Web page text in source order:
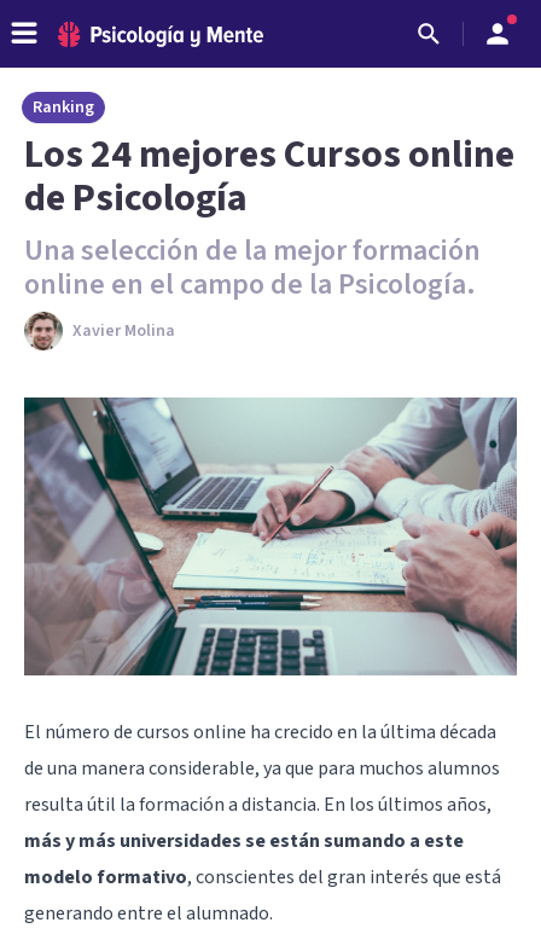
Ranking
Los 24 mejores Cursos online
de Psicología
Una selección de la mejor formación
online en el campo de la Psicología.
Xavier Molina
El número de cursos online ha crecido en la última década
de una manera considerable, ya que para muchos alumnos
resulta útil la formación a distancia. En los últimos años,
más y más universidades se están sumando a este
modelo formativo, conscientes del gran interés que está
generando entre el alumnado.